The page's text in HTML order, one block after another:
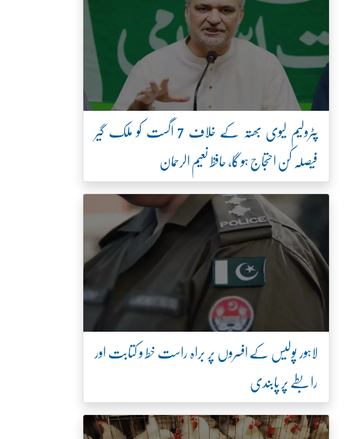
پٹرولیم لیوی بھتہ کے خلاف 7 اگست کو ملک گیر
فیصلہ کن احتجاج ہو گا، حافظ نعیم الرحمان
لاہور پولیس کے افسروں پر براہ راست خط و کتابت اور
رابطے پر پابندی